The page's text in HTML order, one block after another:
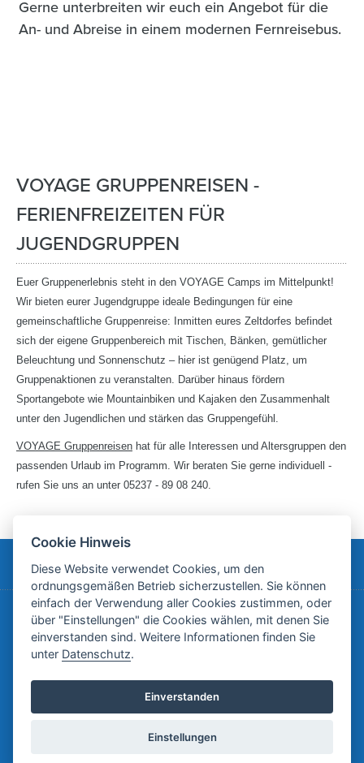
Gerne unterbreiten wir euch ein Angebot für die
An- und Abreise in einem modernen Fernreisebus.
VOYAGE GRUPPENREISEN -
FERIENFREIZEITEN FÜR
JUGENDGRUPPEN
Euer Gruppenerlebnis steht in den VOYAGE Camps im Mittelpunkt!
Wir bieten eurer Jugendgruppe ideale Bedingungen für eine
gemeinschaftliche Gruppenreise: Inmitten eures Zeltdorfes befindet
sich der eigene Gruppenbereich mit Tischen, Bänken, gemütlicher
Beleuchtung und Sonnenschutz – hier ist genügend Platz, um
Gruppenaktionen zu veranstalten. Darüber hinaus fördern
Sportangebote wie Mountainbiken und Kajaken den Zusammenhalt
unter den Jugendlichen und stärken das Gruppengefühl.
VOYAGE Gruppenreisen hat für alle Interessen und Altersgruppen den
passenden Urlaub im Programm. Wir beraten Sie gerne individuell -
rufen Sie uns an unter 05237 - 89 08 240.
Cookie Hinweis
Diese Website verwendet Cookies, um den
ordnungsgemäßen Betrieb sicherzustellen. Sie können
einfach der Verwendung aller Cookies zustimmen, oder
über "Einstellungen" die Cookies wählen, mit denen Sie
einverstanden sind. Weitere Informationen finden Sie
unter Datenschutz.
Einverstanden
Einstellungen
EURE REISE MIT VOYAGE
ALLGEMEIN